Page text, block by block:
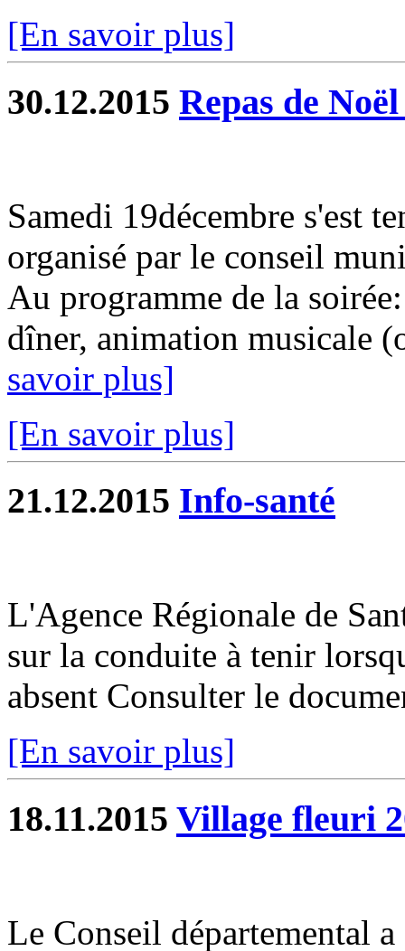
[En savoir plus]
30.12.2015 Repas de
Samedi 19décembre s'est
organisé par le conseil
Au programme de la
dîner, animation musicale
savoir plus]
[En savoir plus]
21.12.2015 Info-santé
L'Agence Régionale de
sur la conduite à tenir
absent Consulter le
[En savoir plus]
18.11.2015 Village fleuri
Le Conseil départemental